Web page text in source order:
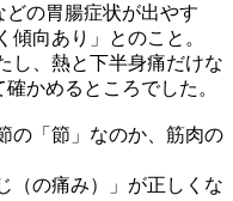
の胃腸症状が出やす
傾向あり」とのこと。
し、熱と下半身痛だけな
かめるところでした。
の「節」なのか、筋肉の
（の痛み）」が正しくな